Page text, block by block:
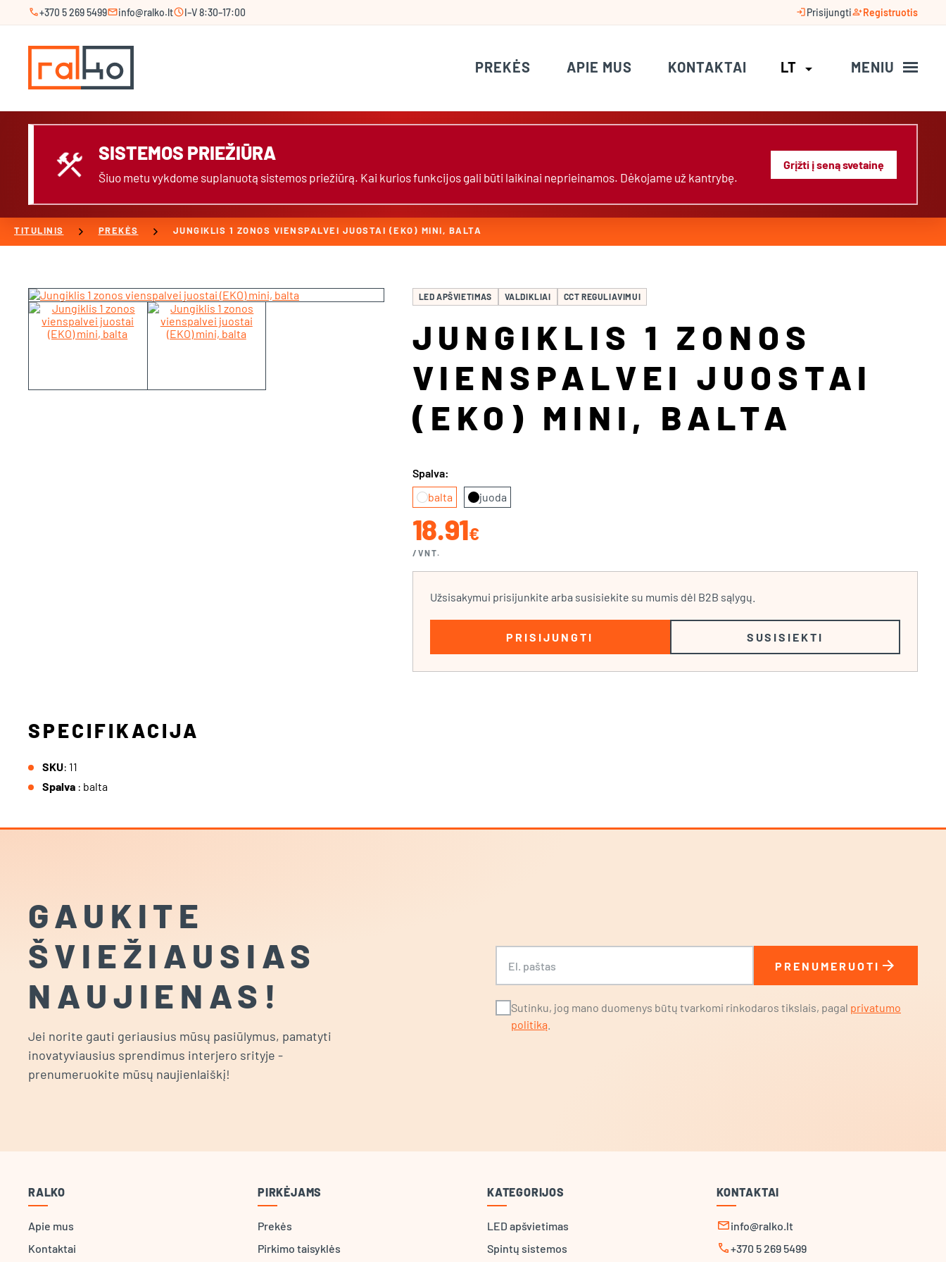
call+370 5 269 5499mailinfo@ralko.ltscheduleI–V 8:30–17:00 loginPrisijungtiperson_addRegistruotis
PREKĖS APIE MUS KONTAKTAI LT arrow_drop_down MENIU
construction SISTEMOS PRIEŽIŪRA
Šiuo metu vykdome suplanuotą sistemos priežiūrą. Kai kurios funkcijos gali būti laikinai neprieinamos. Dėkojame už kantrybę.
Grįžti į seną svetainę
TITULINIS chevron_right PREKĖS chevron_right JUNGIKLIS 1 ZONOS VIENSPALVEI JUOSTAI (EKO) MINI, BALTA
LED APŠVIETIMAS VALDIKLIAI CCT REGULIAVIMUI
JUNGIKLIS 1 ZONOS
VIENSPALVEI JUOSTAI
(EKO) MINI, BALTA
Spalva:
balta
juoda
18.91€
/VNT.
Užsisakymui prisijunkite arba susisiekite su mumis dėl B2B sąlygų.
PRISIJUNGTI SUSISIEKTI
SPECIFIKACIJA
SKU: 11
Spalva : balta
GAUKITE
ŠVIEŽIAUSIAS
NAUJIENAS!
Jei norite gauti geriausius mūsų pasiūlymus, pamatyti
inovatyviausius sprendimus interjero srityje -
prenumeruokite mūsų naujienlaiškį!
El. paštas
PRENUMERUOTI arrow_forward
Sutinku, jog mano duomenys būtų tvarkomi rinkodaros tikslais, pagal privatumo
politiką
RALKO
Apie mus
Kontaktai
PIRKĖJAMS
Prekės
Pirkimo taisyklės
KATEGORIJOS
LED apšvietimas
Spintų sistemos
KONTAKTAI
mailinfo@ralko.lt
call+370 5 269 5499